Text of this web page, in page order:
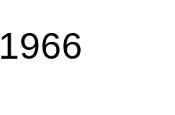
1966